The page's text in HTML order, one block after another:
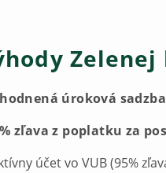
úroková
zľava z poplatku za
účet vo VUB (95%